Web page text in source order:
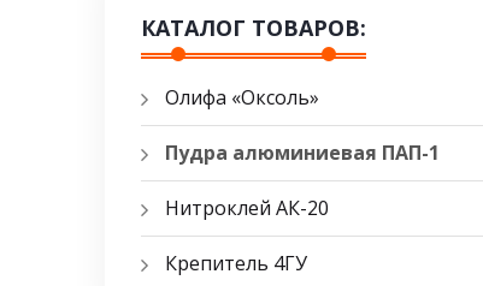
КАТАЛОГ ТОВАРОВ:
Олифа «Оксоль»
Пудра алюминиевая ПАП-1
Нитроклей АК-20
Крепитель 4ГУ